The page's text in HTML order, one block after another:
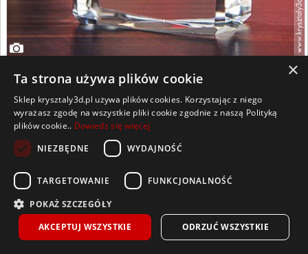
kryształ 3D o naciętych krawędziach z Twoją własną dedykacją
10x7x4 cm Twój tekst
×
Ta strona używa plików cookie
Sklep krysztaly3d.pl używa plików cookies. Korzystając z niego
wyrażasz zgodę na wszystkie pliki cookie zgodnie z naszą Polityką
plików cookie.. Dowiedz się więcej
NIEZBĘDNE
WYDAJNOŚĆ
TARGETOWANIE FUNKCJONALNOŚĆ
POKAŻ SZCZEGÓŁY
AKCEPTUJ WSZYSTKIE
ODRZUĆ WSZYSTKIE